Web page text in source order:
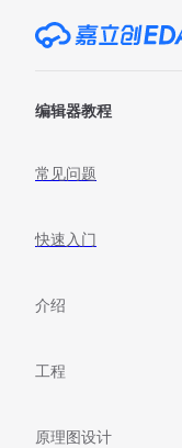
Skip to content
编辑器教程
常见问题
快速入门
介绍
工程
原理图设计